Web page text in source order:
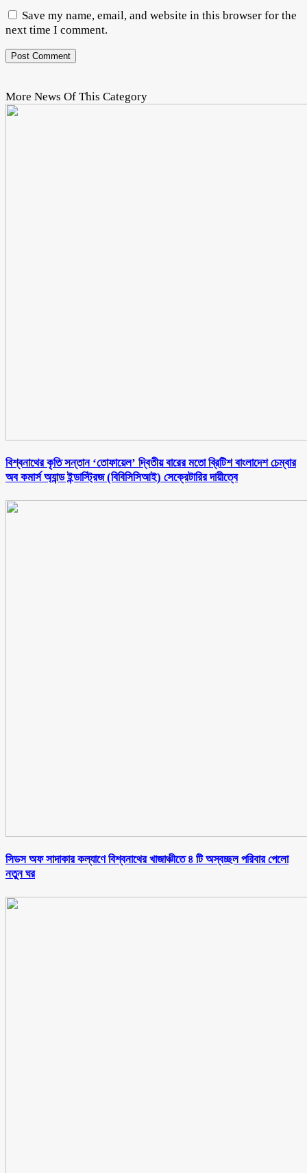
Save my name, email, and website in this browser for the
next time I comment.
More News Of This Category
বিশ্বনাথের কৃতি সন্তান ‘তোফায়েল’ দ্বিতীয় বারের মতো ব্রিটিশ বাংলাদেশ চেম্বার
অব কমার্স অ্যান্ড ইন্ডাস্ট্রিজ (বিবিসিসিআই) সেক্রেটারির দায়ীত্বে
সিডস অফ সাদাকার কল্যাণে বিশ্বনাথের খাজাঞ্চীতে ৪ টি অস্বচ্ছল পরিবার পেলো
নতুন ঘর